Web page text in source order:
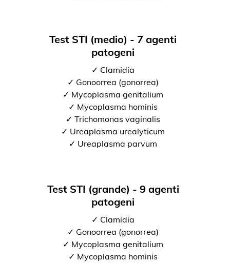
Test STI (medio) - 7 agenti
patogeni
✓ Clamidia
✓ Gonoorrea (gonorrea)
✓ Mycoplasma genitalium
✓ Mycoplasma hominis
✓ Trichomonas vaginalis
✓ Ureaplasma urealyticum
✓ Ureaplasma parvum
Test STI (grande) - 9 agenti
patogeni
✓ Clamidia
✓ Gonoorrea (gonorrea)
✓ Mycoplasma genitalium
✓ Mycoplasma hominis